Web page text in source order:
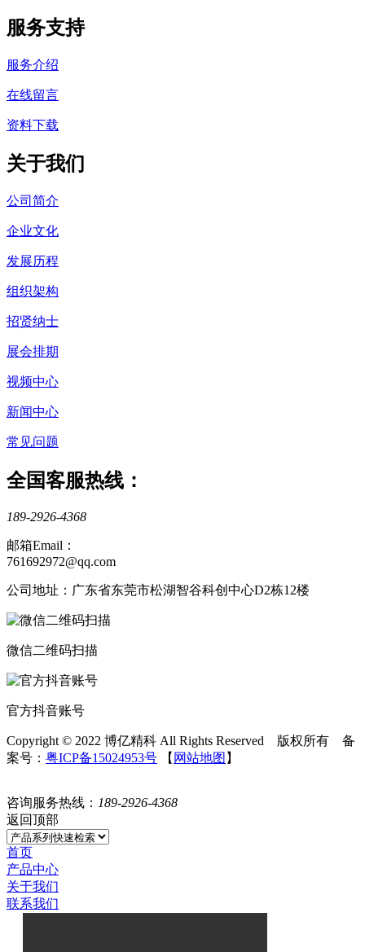
服务支持
服务介绍
在线留言
资料下载
关于我们
公司简介
企业文化
发展历程
组织架构
招贤纳士
展会排期
视频中心
新闻中心
常见问题
全国客服热线：
189-2926-4368
邮箱Email：
761692972@qq.com
公司地址：广东省东莞市松湖智谷科创中心D2栋12楼
微信二维码扫描
官方抖音账号
Copyright © 2022 博亿精科 All Rights Reserved 版权所有 备
案号： 粤ICP备15024953号 【 网站地图 】
咨询服务热线： 189-2926-4368
返回顶部
首页
产品中心
关于我们
联系我们